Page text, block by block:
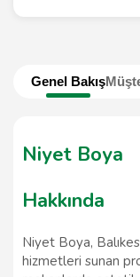
Genel Bakış
Niyet Boya
Hakkında
Niyet Boya,
hizmetleri sunan